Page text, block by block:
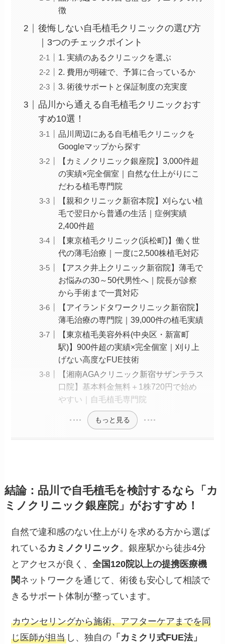
徴
後悔しない自毛植毛クリニックの選び方
｜3つのチェックポイント
1. 実績のあるクリニックを選ぶ
2. 費用が明確で、予算に合っているか
3. 術後サポートと保証制度の充実度
品川から通える自毛植毛クリニックおす
すめ10選！
品川周辺にある自毛植毛クリニックを
Googleマップから探す
【カミノクリニック銀座院】3,000件超
の実績×完全個室｜自然な仕上がりにこ
だわる植毛専門院
【親和クリニック新宿本院】刈らない植
毛で翌日から普通の生活｜症例実績
2,400件超
【東京植毛クリニック(浜松町)】働く世
代の薄毛治療｜一度に2,500株植毛対応
【アスク井上クリニック新宿院】薄毛で
お悩みの30～50代男性へ｜院長が診察
から手術まで一貫対応
【アイランドタワークリニック新宿院】
薄毛治療の専門院｜39,000件の植毛実績
【東京植毛美容外科(中央区・新富町
駅)】900件超の実績×完全個室｜刈り上
げない高度なFUE技術
【湘南AGAクリニック新宿サザンテラス
口院】基本料金無料＋1株720円で始め
やすい｜自毛植毛専門院
もっと見る
結論：品川で自毛植毛を検討するなら「カ
ミノクリニック銀座院」がおすすめ！
自然で違和感のない仕上がりを求める方から選ば
れている カミノクリニック。銀座駅から徒歩4分
とアクセスが良く、全国120院以上の提携医療機
関ネットワークを通じて、術後も安心して相談で
きるサポート体制が整っています。
カウンセリングから施術、アフターケアまでを同
じ医師が担当 し、独自の 「カミクリ式FUE法」